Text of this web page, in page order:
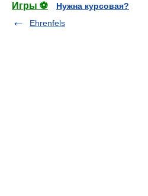
Игры ⚽
Нужна курсовая?
Ehrenfels